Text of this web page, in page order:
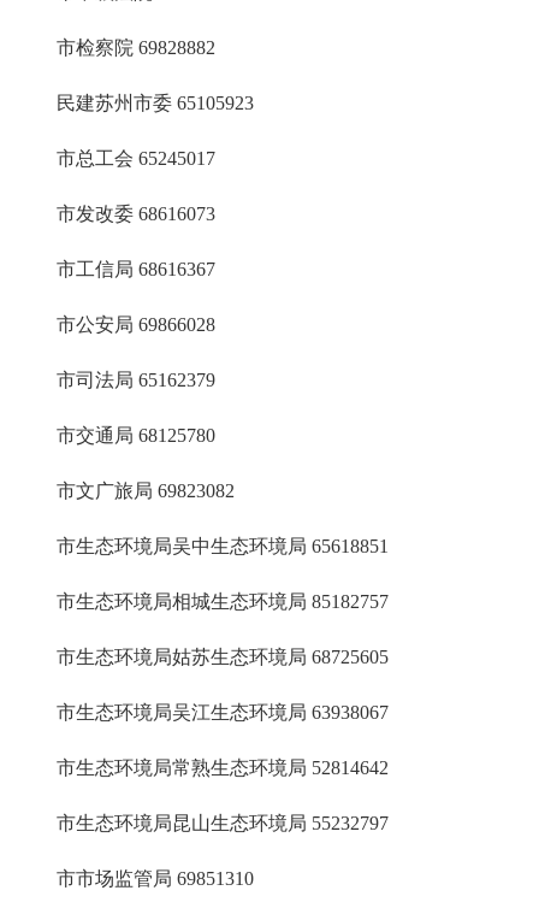
市检察院 69828882
民建苏州市委 65105923
市总工会 65245017
市发改委 68616073
市工信局 68616367
市公安局 69866028
市司法局 65162379
市交通局 68125780
市文广旅局 69823082
市生态环境局吴中生态环境局 65618851
市生态环境局相城生态环境局 85182757
市生态环境局姑苏生态环境局 68725605
市生态环境局吴江生态环境局 63938067
市生态环境局常熟生态环境局 52814642
市生态环境局昆山生态环境局 55232797
市市场监管局 69851310